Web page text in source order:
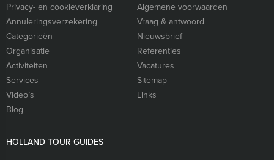
Privacy- en cookieverklaring
Algemene voorwaarden
Annuleringsverzekering
Vraag & antwoord
Categorieën
Nieuwsbrief
Organisatie
Referenties
Activiteiten
Vacatures
Services
Sitemap
Video’s
Links
Blog
HOLLAND TOUR GUIDES